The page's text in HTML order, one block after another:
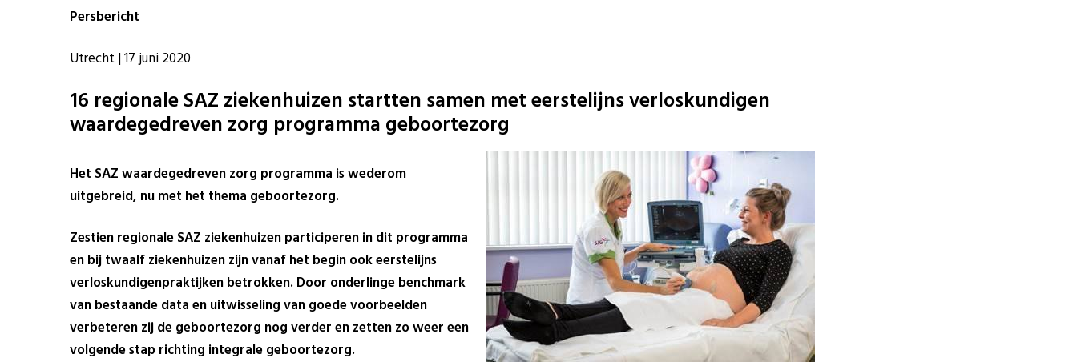
Persbericht
Utrecht | 17 juni 2020
16 regionale SAZ ziekenhuizen startten samen met eerstelijns verloskundigen
waardegedreven zorg programma geboortezorg
Het SAZ waardegedreven zorg programma is wederom
uitgebreid, nu met het thema geboortezorg.
Zestien regionale SAZ ziekenhuizen participeren in dit programma
en bij twaalf ziekenhuizen zijn vanaf het begin ook eerstelijns
verloskundigenpraktijken betrokken. Door onderlinge benchmark
van bestaande data en uitwisseling van goede voorbeelden
verbeteren zij de geboortezorg nog verder en zetten zo weer een
volgende stap richting integrale geboortezorg.